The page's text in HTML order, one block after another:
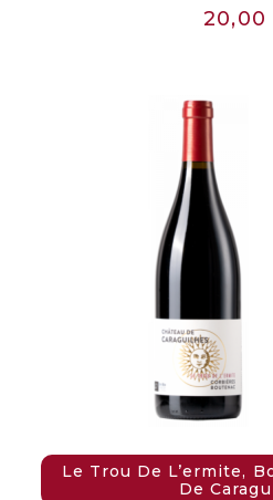
20,00
Le Trou De L’ermite,
De